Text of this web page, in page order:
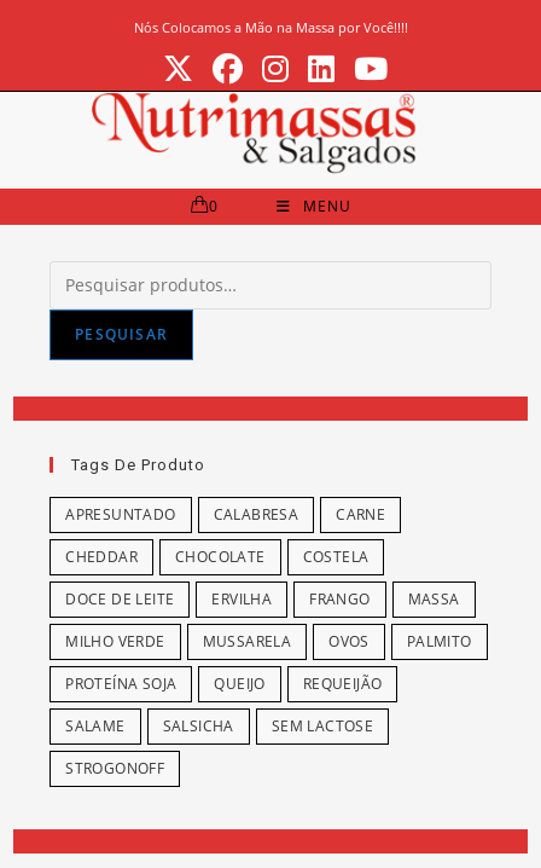
Nós Colocamos a Mão na Massa por Você!!!!
0 MENU
Pesquisar
por:
PESQUISAR
Tags De Produto
APRESUNTADO CALABRESA CARNE
CHEDDAR CHOCOLATE COSTELA
DOCE DE LEITE ERVILHA FRANGO MASSA
MILHO VERDE MUSSARELA OVOS PALMITO
PROTEÍNA SOJA QUEIJO REQUEIJÃO
SALAME SALSICHA SEM LACTOSE
STROGONOFF